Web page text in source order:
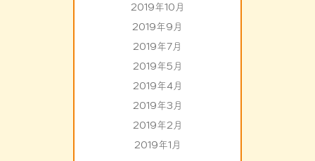
2019年10月
2019年9月
2019年7月
2019年5月
2019年4月
2019年3月
2019年2月
2019年1月